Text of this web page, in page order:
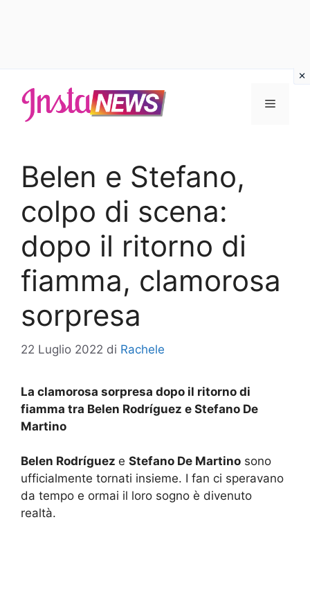
contenuto
Menu
Belen e Stefano,
colpo di scena:
dopo il ritorno di
fiamma, clamorosa
sorpresa
22 Luglio 2022 di Rachele
La clamorosa sorpresa dopo il ritorno di
fiamma tra Belen Rodríguez e Stefano De
Martino
Belen Rodríguez e Stefano De Martino sono
ufficialmente tornati insieme. I fan ci speravano
da tempo e ormai il loro sogno è divenuto
realtà.